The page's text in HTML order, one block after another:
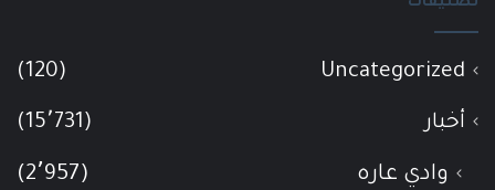
Uncategorized
(120)
أخبار (15٬731)
وادي عاره (2٬957)